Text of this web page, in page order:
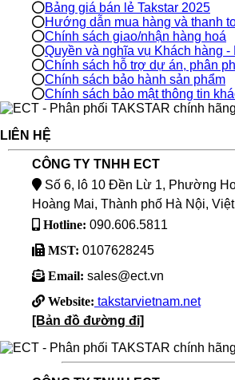
Bảng giá bán lẻ Takstar 2025
Hướng dẫn mua hàng và thanh
Chính sách giao/nhận hàng hoá
Quyền và nghĩa vụ Khách hàng -
Chính sách hỗ trợ dự án, phân
Chính sách bảo hành sản phẩm
Chính sách bảo mật thông tin
LIÊN HỆ
CÔNG TY TNHH ECT
Số 6, lô 10 Đền Lừ 1, Phường
Hoàng Mai, Thành phố Hà Nội,
Hotline: 090.606.5811
MST: 0107628245
Email: sales@ect.vn
Website: takstarvietnam.net
[Bản đồ đường đi]